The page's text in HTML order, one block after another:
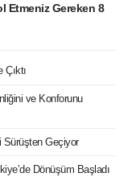
Etmeniz Gereken 8
ve Konforunu
Sürüşten Geçiyor
Dönüşüm Başladı